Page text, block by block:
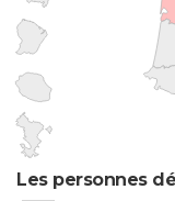
Les personnes